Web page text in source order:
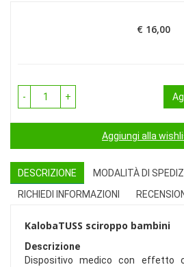
Prezzo
€ 16,00
- +
Aggiungi alla
DESCRIZIONE
MODALITÀ DI
RICHIEDI INFORMAZIONI
KalobaTUSS sciroppo bambini
Descrizione
Dispositivo medico con effetto